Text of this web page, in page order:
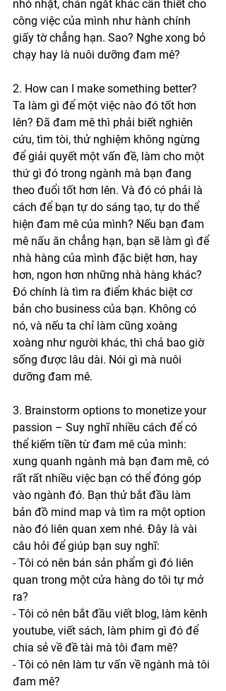
nhỏ nhặt, chán ngắt khác cần thiết cho
công việc của mình như hành chính
giấy tờ chẳng hạn. Sao? Nghe xong bỏ
chạy hay là nuôi dưỡng đam mê?
2. How can I make something better?
Ta làm gì để một việc nào đó tốt hơn
lên? Đã đam mê thì phải biết nghiên
cứu, tìm tòi, thử nghiệm không ngừng
để giải quyết một vấn đề, làm cho một
thứ gì đó trong ngành mà bạn đang
theo đuổi tốt hơn lên. Và đó có phải là
cách để bạn tự do sáng tạo, tự do thể
hiện đam mê của mình? Nếu bạn đam
mê nấu ăn chẳng hạn, bạn sẽ làm gì để
nhà hàng của mình đặc biệt hơn, hay
hơn, ngon hơn những nhà hàng khác?
Đó chính là tìm ra điểm khác biệt cơ
bản cho business của bạn. Không có
nó, và nếu ta chỉ làm cũng xoàng
xoàng như người khác, thì chả bao giờ
sống được lâu dài. Nói gì mà nuôi
dưỡng đam mê.
3. Brainstorm options to monetize your
passion – Suy nghĩ nhiều cách để có
thể kiếm tiền từ đam mê của mình:
xung quanh ngành mà bạn đam mê, có
rất rất nhiều việc bạn có thể đóng góp
vào ngành đó. Bạn thử bắt đầu làm
bản đồ mind map và tìm ra một option
nào đó liên quan xem nhé. Đây là vài
câu hỏi để giúp bạn suy nghĩ:
- Tôi có nên bán sản phẩm gì đó liên
quan trong một cửa hàng do tôi tự mở
ra?
- Tôi có nên bắt đầu viết blog, làm kênh
youtube, viết sách, làm phim gì đó để
chia sẻ về đề tài mà tôi đam mê?
- Tôi có nên làm tư vấn về ngành mà tôi
đam mê?